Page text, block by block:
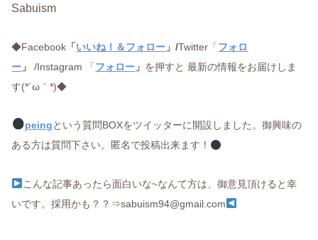
Sabuism
◆Facebook 「 いいね！＆フォロー 」/Twitter「 フォロ
ー 」/Instagram 「 フォロー 」 を押すと 最新の情報をお届けしま
す(*´ω｀*)◆
peingという質問BOXをツイッターに開設しました。御興味の
ある方は質問下さい。匿名で投稿出来ます！
こんな記事あったら面白いな~なんて方は、御意見頂けると幸
いです。採用かも？？⇒sabuism94@gmail.com